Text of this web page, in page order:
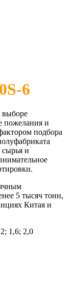
6
пожелания и
подбора
и
5 тысяч тонн,
Китая и
1,6; 2,0